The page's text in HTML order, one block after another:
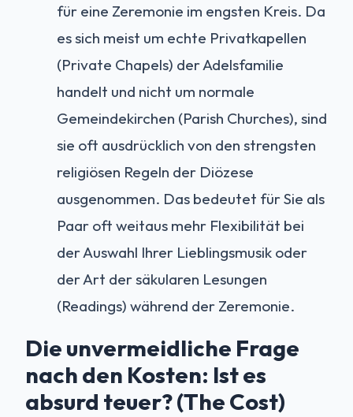
für eine Zeremonie im engsten Kreis. Da
es sich meist um echte Privatkapellen
(Private Chapels) der Adelsfamilie
handelt und nicht um normale
Gemeindekirchen (Parish Churches), sind
sie oft ausdrücklich von den strengsten
religiösen Regeln der Diözese
ausgenommen. Das bedeutet für Sie als
Paar oft weitaus mehr Flexibilität bei
der Auswahl Ihrer Lieblingsmusik oder
der Art der säkularen Lesungen
(Readings) während der Zeremonie.
Die unvermeidliche Frage
nach den Kosten: Ist es
absurd teuer? (The Cost)